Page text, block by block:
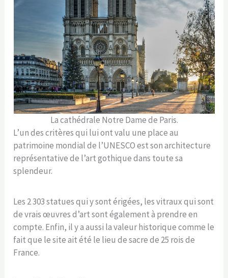
La cathédrale Notre Dame de Paris.
L’un des critères qui lui ont valu une place au
patrimoine mondial de l’UNESCO est son architecture
représentative de l’art gothique dans toute sa
splendeur.
Les 2 303 statues qui y sont érigées, les vitraux qui sont
de vrais œuvres d’art sont également à prendre en
compte. Enfin, il y a aussi la valeur historique comme le
fait que le site ait été le lieu de sacre de 25 rois de
France.